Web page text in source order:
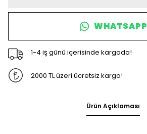
WHATSAPP
1-4 iş günü içerisinde kargoda!
2000 TL üzeri ücretsiz kargo!
Ürün Açıklaması